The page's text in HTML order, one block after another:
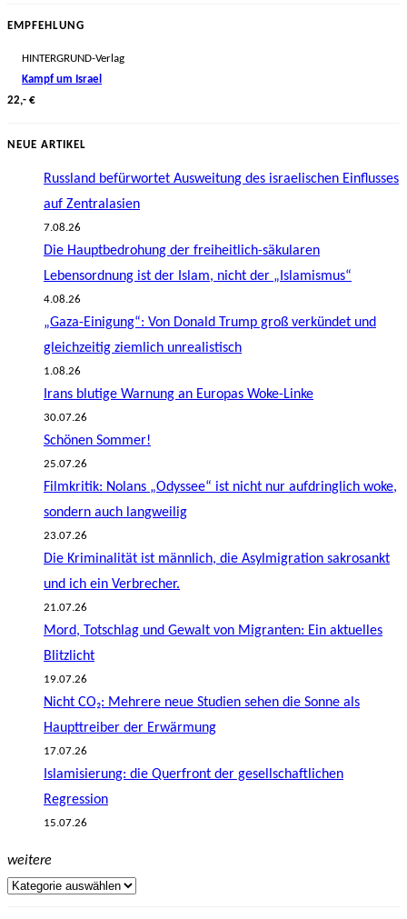
EMPFEHLUNG
HINTERGRUND-Verlag
Kampf um Israel
22,- €
NEUE ARTIKEL
Russland befürwortet Ausweitung des israelischen Einflusses
auf Zentralasien
7.08.26
Die Hauptbedrohung der freiheitlich-säkularen
Lebensordnung ist der Islam, nicht der „Islamismus“
4.08.26
„Gaza-Einigung“: Von Donald Trump groß verkündet und
gleichzeitig ziemlich unrealistisch
1.08.26
Irans blutige Warnung an Europas Woke-Linke
30.07.26
Schönen Sommer!
25.07.26
Filmkritik: Nolans „Odyssee“ ist nicht nur aufdringlich woke,
sondern auch langweilig
23.07.26
Die Kriminalität ist männlich, die Asylmigration sakrosankt
und ich ein Verbrecher.
21.07.26
Mord, Totschlag und Gewalt von Migranten: Ein aktuelles
Blitzlicht
19.07.26
Nicht CO₂: Mehrere neue Studien sehen die Sonne als
Haupttreiber der Erwärmung
17.07.26
Islamisierung: die Querfront der gesellschaftlichen
Regression
15.07.26
weitere